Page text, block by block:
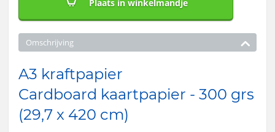
Plaats in winkelmandje
Omschrijving
A3 kraftpapier
Cardboard kaartpapier - 300 grs
(29,7 x 420 cm)